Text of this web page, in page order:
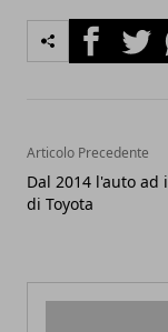
Facebook
Articolo Precedente
Dal 2014 l'auto ad
di Toyota